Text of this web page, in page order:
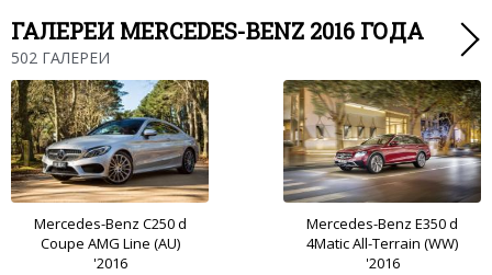
ГАЛЕРЕИ MERCEDES-BENZ 2016 ГОДА
502 ГАЛЕРЕИ
Mercedes-Benz C250 d
Coupe AMG Line (AU)
'2016
Mercedes-Benz E350 d
4Matic All-Terrain (WW)
'2016